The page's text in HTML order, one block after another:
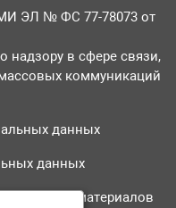
ЭЛ № ФС 77-78073 от
надзору в сфере связи,
коммуникаций
данных
данных
материалов